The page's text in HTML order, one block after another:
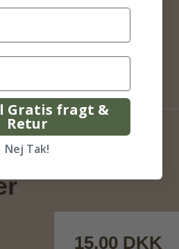
15,00 DKK
Gratis fragt &
Retur
Nej Tak!